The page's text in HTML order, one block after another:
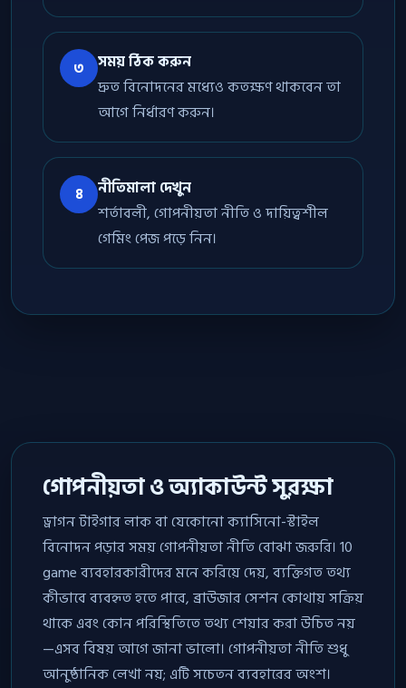
৩
সময় ঠিক করুন
দ্রুত বিনোদনের মধ্যেও কতক্ষণ থাকবেন তা
আগে নির্ধারণ করুন।
৪
নীতিমালা দেখুন
শর্তাবলী, গোপনীয়তা নীতি ও দায়িত্বশীল
গেমিং পেজ পড়ে নিন।
গোপনীয়তা ও অ্যাকাউন্ট সুরক্ষা
ড্রাগন টাইগার লাক বা যেকোনো ক্যাসিনো-স্টাইল
বিনোদন পড়ার সময় গোপনীয়তা নীতি বোঝা জরুরি। 10
game ব্যবহারকারীদের মনে করিয়ে দেয়, ব্যক্তিগত তথ্য
কীভাবে ব্যবহৃত হতে পারে, ব্রাউজার সেশন কোথায় সক্রিয়
থাকে এবং কোন পরিস্থিতিতে তথ্য শেয়ার করা উচিত নয়
—এসব বিষয় আগে জানা ভালো। গোপনীয়তা নীতি শুধু
আনুষ্ঠানিক লেখা নয়; এটি সচেতন ব্যবহারের অংশ।